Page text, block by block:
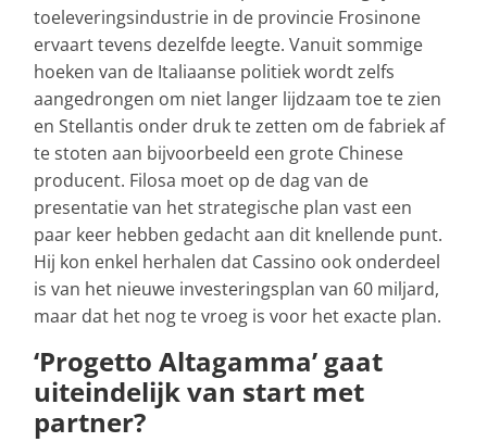
toeleveringsindustrie in de provincie Frosinone
ervaart tevens dezelfde leegte. Vanuit sommige
hoeken van de Italiaanse politiek wordt zelfs
aangedrongen om niet langer lijdzaam toe te zien
en Stellantis onder druk te zetten om de fabriek af
te stoten aan bijvoorbeeld een grote Chinese
producent. Filosa moet op de dag van de
presentatie van het strategische plan vast een
paar keer hebben gedacht aan dit knellende punt.
Hij kon enkel herhalen dat Cassino ook onderdeel
is van het nieuwe investeringsplan van 60 miljard,
maar dat het nog te vroeg is voor het exacte plan.
‘Progetto Altagamma’ gaat
uiteindelijk van start met
partner?